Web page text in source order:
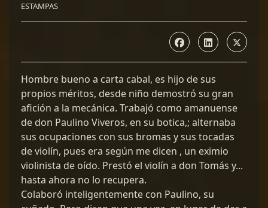
ESTAMPAS
Hombre bueno a carta cabal, es hijo de sus
propios méritos, desde niño demostró su gran
afición a la mecánica. Trabajó como amanuense
de don Paulino Viveros, en su botica,; alternaba
sus ocupaciones con sus bromas y sus tocadas
de violín, pues era según me dicen , un eximio
violinista de oído. Prestó el violín a don Tomás y...
hasta ahora no lo recupera.
Colaboró inteligentemente con Paulino, su